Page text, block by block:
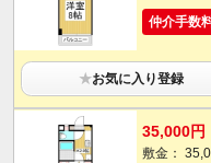
仲介手数
★お気に入り登録
35,000円
敷金：